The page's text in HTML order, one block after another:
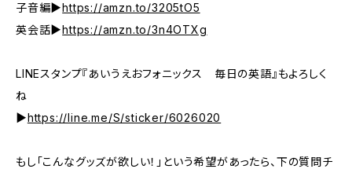
子音編▶︎https://amzn.to/3205tO5
英会話▶︎https://amzn.to/3n4OTXg
LINEスタンプ『あいうえおフォニックス 毎日の英語』もよろしく
ね
▶︎https://line.me/S/sticker/6026020
もし「こんなグッズが欲しい！」という希望があったら、下の質問チ